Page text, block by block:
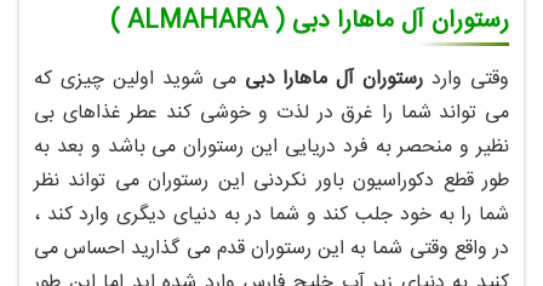
رستوران آل ماهارا دبی ( ALMAHARA )
وقتی وارد رستوران آل ماهارا دبی می شوید اولین چیزی که
می تواند شما را غرق در لذت و خوشی کند عطر غذاهای بی
نظیر و منحصر به فرد دریایی این رستوران می باشد و بعد به
طور قطع دکوراسیون باور نکردنی این رستوران می تواند نظر
شما را به خود جلب کند و شما در به دنیای دیگری وارد کند ،
در واقع وقتی شما به این رستوران قدم می گذارید احساس می